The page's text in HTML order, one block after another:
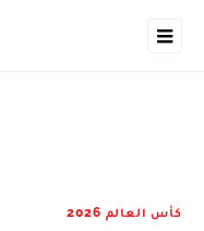
كأس العالم 2026